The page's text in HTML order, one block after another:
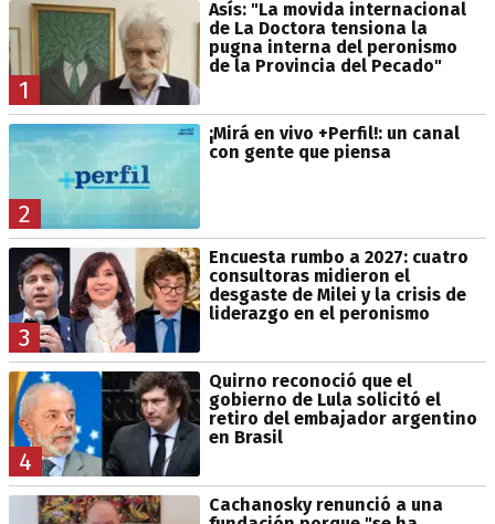
1
Asís: "La movida internacional
de La Doctora tensiona la
pugna interna del peronismo
de la Provincia del Pecado"
2
¡Mirá en vivo +Perfil!: un canal
con gente que piensa
3
Encuesta rumbo a 2027: cuatro
consultoras midieron el
desgaste de Milei y la crisis de
liderazgo en el peronismo
4
Quirno reconoció que el
gobierno de Lula solicitó el
retiro del embajador argentino
en Brasil
Cachanosky renunció a una